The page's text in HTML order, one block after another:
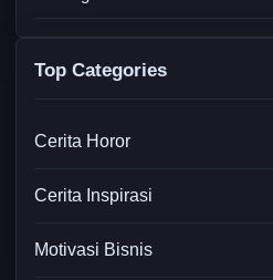
Top Categories
Cerita Horor
Cerita Inspirasi
Motivasi Bisnis